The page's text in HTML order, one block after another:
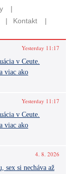
Yesterday 11:17
v Ceute.
viac ako
Yesterday 11:17
v Ceute.
viac ako
4. 8. 2026
sex si necháva až